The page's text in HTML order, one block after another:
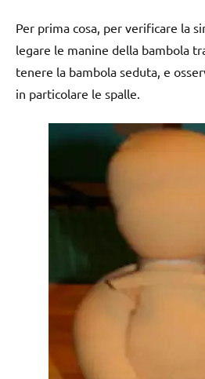
Per prima cosa, per verificare la
legare le manine della bambola
tenere la bambola seduta, e
in particolare le spalle.